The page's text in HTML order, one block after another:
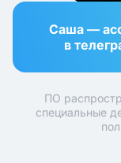
Саша —
в
ПО
специальные